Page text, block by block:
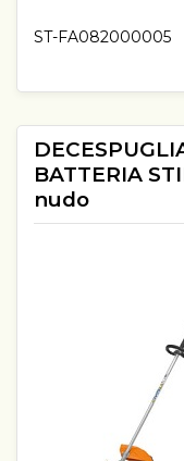
ST-FA082000005
BATTERIA
nudo